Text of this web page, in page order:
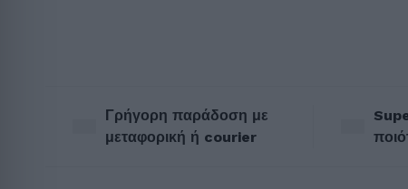
Γρήγορη παράδοση με
μεταφορική ή courier